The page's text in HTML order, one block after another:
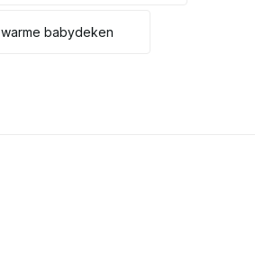
Uitverkocht
warme babydeken